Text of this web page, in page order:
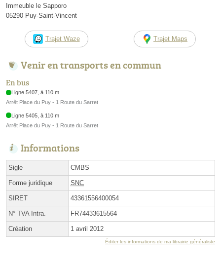
Immeuble le Sapporo
05290 Puy-Saint-Vincent
Trajet Waze Trajet Maps
Venir en transports en commun
En bus
Ligne 5407, à 110 m
Arrêt Place du Puy - 1 Route du Sarret
Ligne 5405, à 110 m
Arrêt Place du Puy - 1 Route du Sarret
Informations
Sigle CMBS
Forme juridique SNC
SIRET 43361556400054
N° TVA Intra. FR74433615564
Création 1 avril 2012
Éditer les informations de ma librairie généraliste